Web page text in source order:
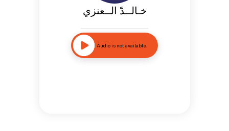
خـالــدّ الــعنزي
Audio is not available